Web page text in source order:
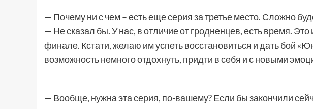
— Почему ни с чем – есть еще серия за третье место. Сложно
— Не сказал бы. У нас, в отличие от гродненцев, есть время. Это
финале. Кстати, желаю им успеть восстановиться и дать бой
возможность немного отдохнуть, придти в себя и с новыми
— Вообще, нужна эта серия, по-вашему? Если бы закончили